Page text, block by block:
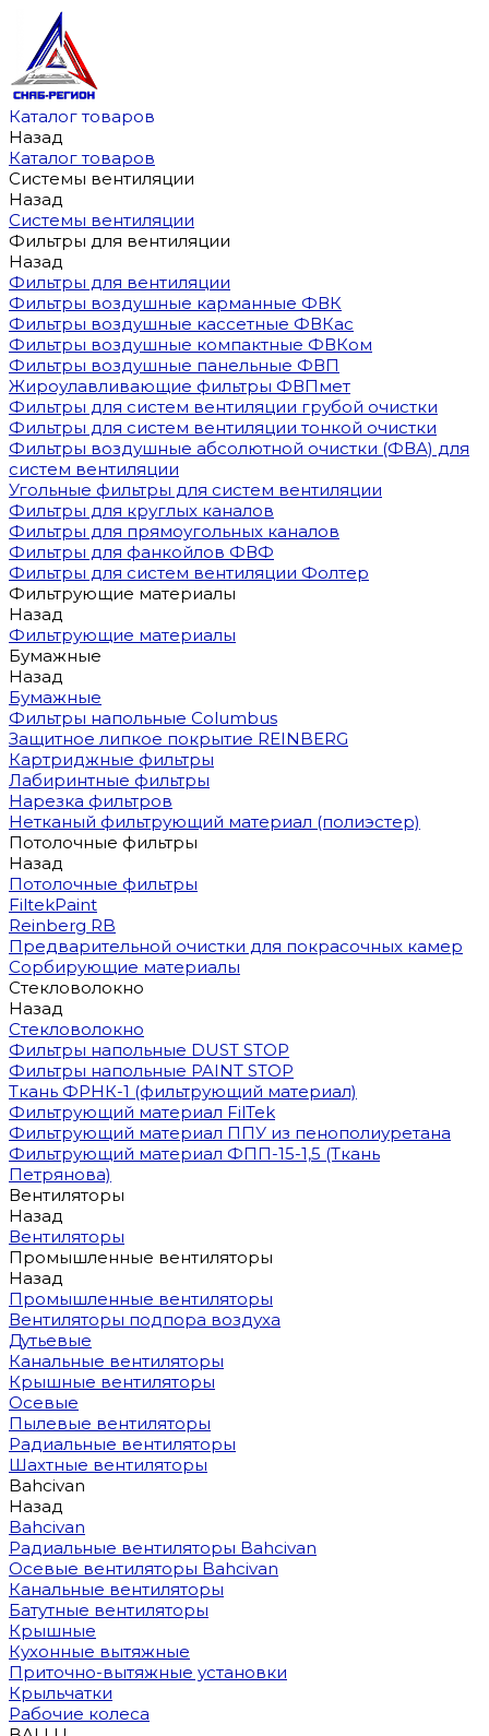
Каталог товаров
Назад
Каталог товаров
Системы вентиляции
Назад
Системы вентиляции
Фильтры для вентиляции
Назад
Фильтры для вентиляции
Фильтры воздушные карманные ФВК
Фильтры воздушные кассетные ФВКас
Фильтры воздушные компактные ФВКом
Фильтры воздушные панельные ФВП
Жироулавливающие фильтры ФВПмет
Фильтры для систем вентиляции грубой очистки
Фильтры для систем вентиляции тонкой очистки
Фильтры воздушные абсолютной очистки (ФВА) для
систем вентиляции
Угольные фильтры для систем вентиляции
Фильтры для круглых каналов
Фильтры для прямоугольных каналов
Фильтры для фанкойлов ФВФ
Фильтры для систем вентиляции Фолтер
Фильтрующие материалы
Назад
Фильтрующие материалы
Бумажные
Назад
Бумажные
Фильтры напольные Columbus
Защитное липкое покрытие REINBERG
Картриджные фильтры
Лабиринтные фильтры
Нарезка фильтров
Нетканый фильтрующий материал (полиэстер)
Потолочные фильтры
Назад
Потолочные фильтры
FiltekPaint
Reinberg RB
Предварительной очистки для покрасочных камер
Сорбирующие материалы
Стекловолокно
Назад
Стекловолокно
Фильтры напольные DUST STOP
Фильтры напольные PAINT STOP
Ткань ФРНК-1 (фильтрующий материал)
Фильтрующий материал FilTek
Фильтрующий материал ППУ из пенополиуретана
Фильтрующий материал ФПП-15-1,5 (Ткань
Петрянова)
Вентиляторы
Назад
Вентиляторы
Промышленные вентиляторы
Назад
Промышленные вентиляторы
Вентиляторы подпора воздуха
Дутьевые
Канальные вентиляторы
Крышные вентиляторы
Осевые
Пылевые вентиляторы
Радиальные вентиляторы
Шахтные вентиляторы
Bahcivan
Назад
Bahcivan
Радиальные вентиляторы Bahcivan
Осевые вентиляторы Bahcivan
Канальные вентиляторы
Батутные вентиляторы
Крышные
Кухонные вытяжные
Приточно-вытяжные установки
Крыльчатки
Рабочие колеса